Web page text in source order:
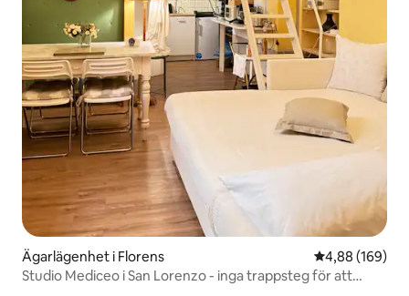
Ägarlägenhet i Florens 4,88 av 5 i
4,88 (169)
Studio Mediceo i San Lorenzo - inga trappsteg för att